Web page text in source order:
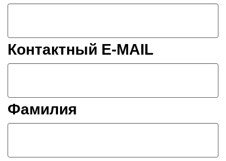
Контактный E-MAIL
Фамилия